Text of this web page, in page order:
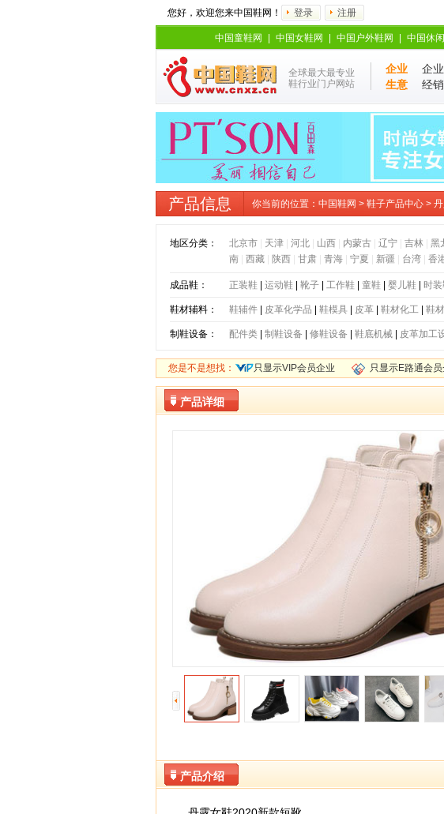
您好，欢迎您来中国鞋网！ 登录 注册
中国童鞋网 中国女鞋网 中国户外鞋网 中国休
全球最大最专业
鞋行业门户网站
企业
生意
企业
经
产品信息 你当前的位置： 中国鞋网 > 鞋子产品中心 >
地区分类： 北京市| 天津| 河北| 山西| 内蒙古| 辽宁| 吉林| 黑
南| 西藏| 陕西| 甘肃| 青海| 宁夏 新疆 台湾| 香
成品鞋： 正装鞋| 运动鞋| 靴子| 工作鞋| 童鞋| 婴儿鞋| 时
鞋材辅料： 鞋辅件| 皮革化学品 鞋模具 皮革| 鞋材化工| 鞋材
制鞋设备： 配件类| 制鞋设备 修鞋设备 鞋底机械| 皮革加工
您是不是想找： 只显示VIP会员企业 只显示E路通会员
产品详细
产品介绍